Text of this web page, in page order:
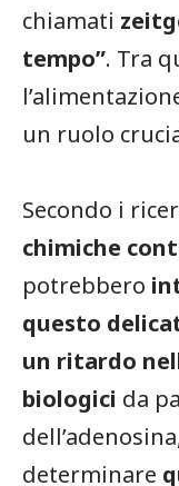
chiamati
tempo”. Tra
un ruolo
Secondo i
chimiche
potrebbero
questo
un ritardo
biologici da
determinare